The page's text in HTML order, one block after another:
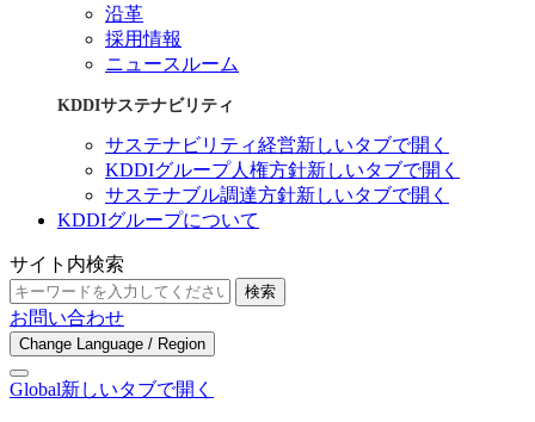
沿革
採用情報
ニュースルーム
KDDIサステナビリティ
サステナビリティ経営新しいタブで開く
KDDIグループ人権方針新しいタブで開く
サステナブル調達方針新しいタブで開く
KDDIグループについて
サイト内検索
検索
お問い合わせ
Change Language / Region
Global新しいタブで開く